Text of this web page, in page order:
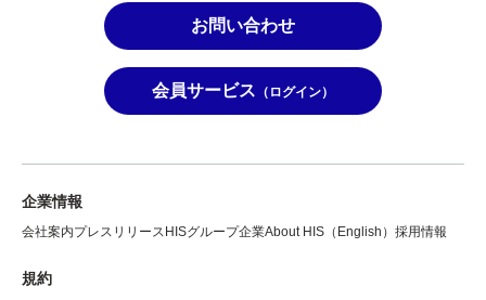
お問い合わせ
会員サービス （ログイン）
企業情報
会社案内プレスリリース HISグループ企業About HIS（English） 採用情報
規約